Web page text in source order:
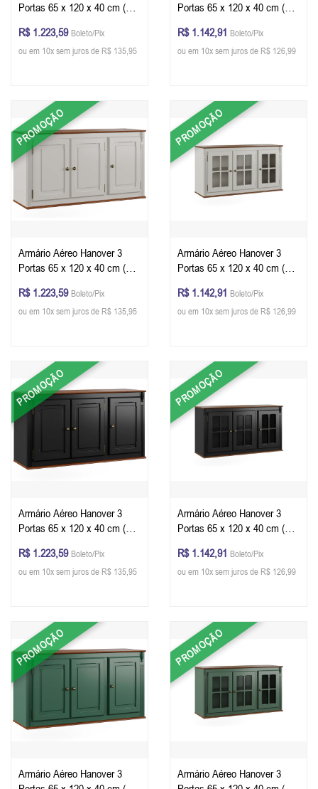
Portas 65 x 120 x 40 cm (A x
Imbuia Glazer
R$ 1.223,59 Boleto/Pix
ou em 10x sem juros de R$ 135,95
Portas 65 x 120 x 40 cm (A x
Imbuia Glazer
R$ 1.142,91 Boleto/Pix
ou em 10x sem juros de R$ 126,99
PROMOÇÃO
Armário Aéreo Hanover 3
Portas 65 x 120 x 40 cm (A x
Glazer
R$ 1.223,59 Boleto/Pix
ou em 10x sem juros de R$ 135,95
PROMOÇÃO
Armário Aéreo Hanover 3
Portas 65 x 120 x 40 cm (A x
Glazer
R$ 1.142,91 Boleto/Pix
ou em 10x sem juros de R$ 126,99
PROMOÇÃO
Armário Aéreo Hanover 3
Portas 65 x 120 x 40 cm (A x
Glazer
R$ 1.223,59 Boleto/Pix
ou em 10x sem juros de R$ 135,95
PROMOÇÃO
Armário Aéreo Hanover 3
Portas 65 x 120 x 40 cm (A x
Glazer
R$ 1.142,91 Boleto/Pix
ou em 10x sem juros de R$ 126,99
PROMOÇÃO
Armário Aéreo Hanover 3
PROMOÇÃO
Armário Aéreo Hanover 3